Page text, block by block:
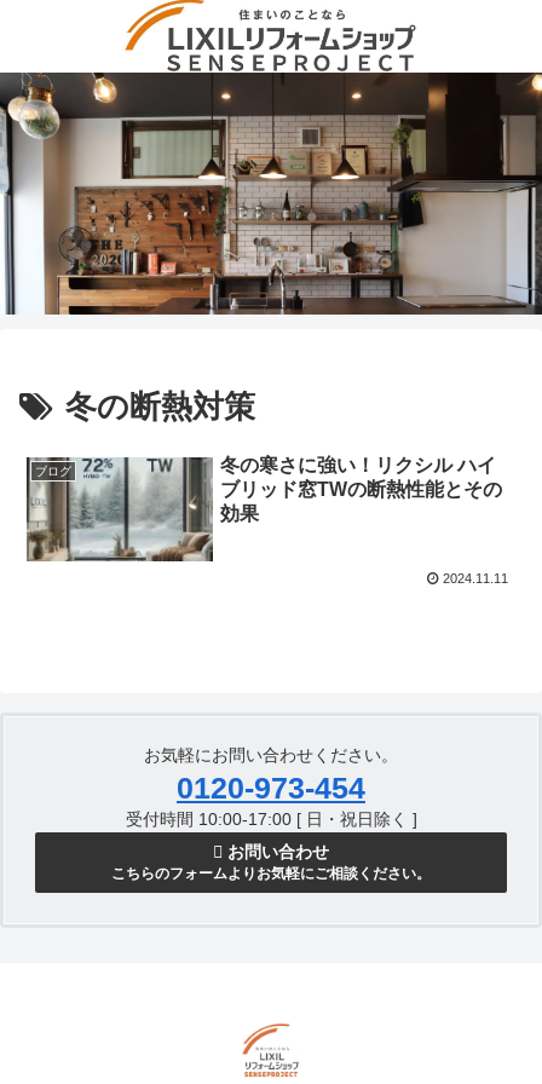
冬の断熱対策
ブログ
冬の寒さに強い！リクシル ハイ
ブリッド窓TWの断熱性能とその
効果
2024.11.11
お気軽にお問い合わせください。
0120-973-454
受付時間 10:00-17:00 [ 日・祝日除く ]
お問い合わせ
こちらのフォームよりお気軽にご相談ください。